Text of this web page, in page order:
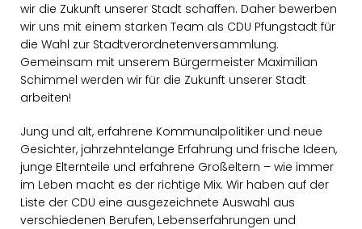
wir die Zukunft unserer Stadt schaffen. Daher bewerben
wir uns mit einem starken Team als CDU Pfungstadt für
die Wahl zur Stadtverordnetenversammlung.
Gemeinsam mit unserem Bürgermeister Maximilian
Schimmel werden wir für die Zukunft unserer Stadt
arbeiten!
Jung und alt, erfahrene Kommunalpolitiker und neue
Gesichter, jahrzehntelange Erfahrung und frische Ideen,
junge Elternteile und erfahrene Großeltern – wie immer
im Leben macht es der richtige Mix. Wir haben auf der
Liste der CDU eine ausgezeichnete Auswahl aus
verschiedenen Berufen, Lebenserfahrungen und